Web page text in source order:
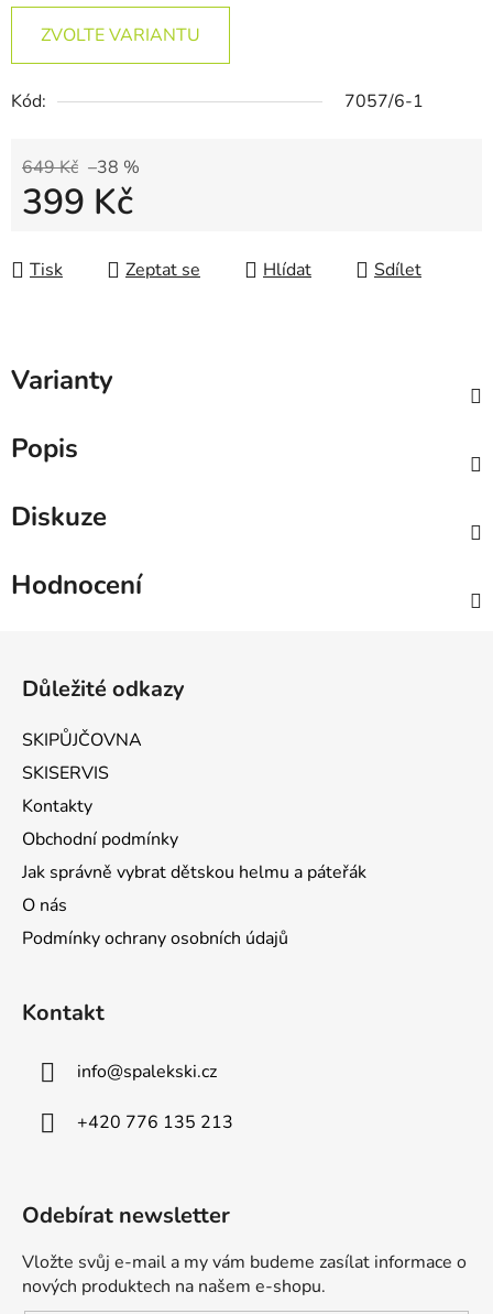
ZVOLTE VARIANTU
Kód: 7057/6-1
649 Kč –38 %
399 Kč
Tisk
Zeptat se Hlídat Sdílet
Varianty
Popis
Diskuze
Hodnocení
Důležité odkazy
SKIPŮJČOVNA
SKISERVIS
Kontakty
Obchodní podmínky
Jak správně vybrat dětskou helmu a páteřák
O nás
Podmínky ochrany osobních údajů
Kontakt
info@spalekski.cz
+420 776 135 213
Odebírat newsletter
Vložte svůj e-mail a my vám budeme zasílat informace o
nových produktech na našem e-shopu.